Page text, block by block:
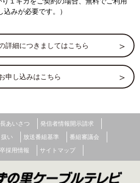
見守りにも
マホ、タブレット管理
難対策もバッチリ。
瞬時に把握。お子さんの見守りに
も役立つ！
みが必要です。）
詳細につきましてはこちら
申し込みはこちら
あいさつ
発信者情報開示請求
い 放送番組基準
番組審議会
採用情報 サイトマップ